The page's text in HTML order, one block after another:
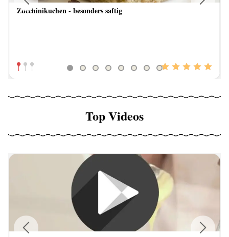
Zucchinikuchen - besonders saftig
Previous
Top Videos